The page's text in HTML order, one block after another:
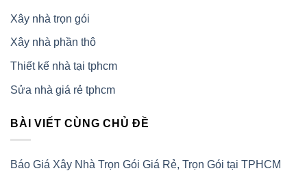
Xây nhà trọn gói
Xây nhà phần thô
Thiết kế nhà tại tphcm
Sửa nhà giá rẻ tphcm
BÀI VIẾT CÙNG CHỦ ĐỀ
Báo Giá Xây Nhà Trọn Gói Giá Rẻ, Trọn Gói tại TPHCM